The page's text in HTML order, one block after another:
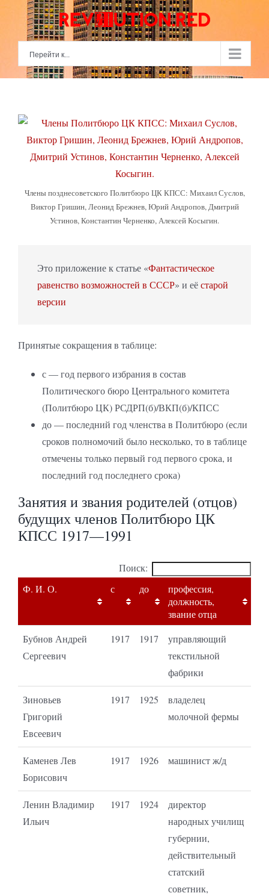
content
Перейти к...
Члены позднесоветского Политбюро ЦК КПСС: Михаил Суслов,
Виктор Гришин, Леонид Брежнев, Юрий Андропов, Дмитрий
Устинов, Константин Черненко, Алексей Косыгин.
Это приложение к статье «Фантастическое
равенство возможностей в СССР» и еёстарой
версии
Принятые сокращения в таблице:
с — год первого избрания в состав
Политического бюро Центрального комитета
(Политбюро ЦК) РСДРП(б)/ВКП(б)/КПСС
до — последний год членства в Политбюро (если
сроков полномочий было несколько, то в таблице
отмечены только первый год первого срока, и
последний год последнего срока)
Занятия и звания родителей (отцов)
будущих членов Политбюро ЦК
КПСС 1917—1991
Поиск:
Ф. И. О.
с до
профессия,
должность,
звание отца
Бубнов Андрей
Сергеевич
1917 1917
управляющий
текстильной
фабрики
Зиновьев
Григорий
Евсеевич
1917 1925
владелец
молочной фермы
Каменев Лев
Борисович
1917 1926 машинист ж/д
Ленин Владимир
Ильич
1917 1924
директор
народных училищ
губернии,
действительный
статский
советник,